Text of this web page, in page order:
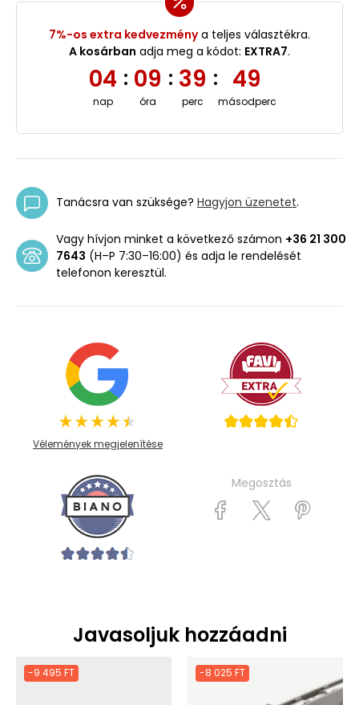
7%-os extra kedvezménya teljes választékra.
A kosárban adja meg a kódot: EXTRA7.
04
nap
: 09
óra
: 39
perc
: 49
másodperc
Tanácsra van szüksége? Hagyjon üzenetet.
Vagy hívjon minket a következő számon +36 21 300
7643 (H–P 7:30–16:00) és adja le rendelését
telefonon keresztül.
Vélemények megjelenítése
Megosztás
Javasoljuk hozzáadni
-9 495 FT -8 025 FT